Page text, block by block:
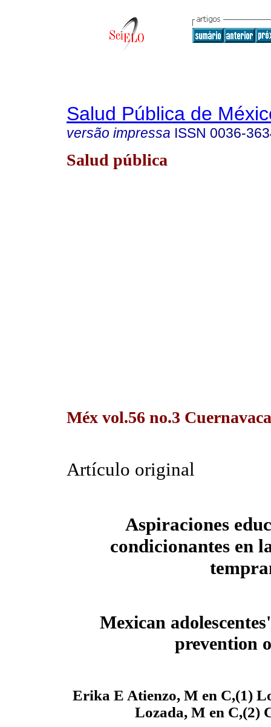
Salud Pública de
versão impressa ISSN 0036-
Salud pública
Méx vol.56 no.3
Artículo original
Aspiraciones
condicionantes en
Mexican
prevention
Erika E Atienzo, M en C,(1)
Lozada, M en C,(2)